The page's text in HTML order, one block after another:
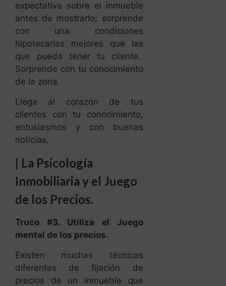
expectativa sobre el inmueble
antes de mostrarlo; sorprende
con una condiciones
hipotecarias mejores que las
que pueda tener tu cliente.
Sorprende con tu conocimiento
de la zona.
Llega al corazón de tus
clientes con tu conocimiento,
entusiasmos y con buenas
noticias.
| La Psicología
Inmobiliaria y el Juego
de los Precios.
Truco #3. Utiliza el Juego
mental de los precios.
Existen muchas técnicas
diferentes de fijación de
precios de un inmueble que